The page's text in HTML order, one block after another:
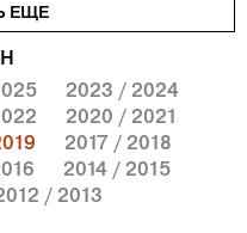
2023 / 2024
2020 / 2021
2017 / 2018
2014 / 2015
/ 2013
ЕЩЕ